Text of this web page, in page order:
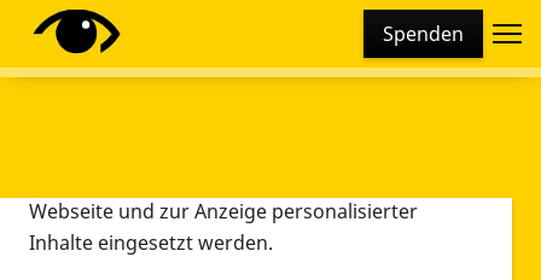
Spenden
Diese Webseite setzt verschiedene Cookies und
Tracking-Tools ein. Dies beinhaltet Cookies und
Webseite und zur Anzeige personalisierter
Inhalte eingesetzt werden.